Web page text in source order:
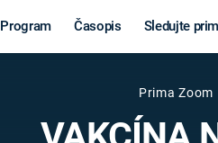
Časopis Sledujte
Věda a
Prima Zoom